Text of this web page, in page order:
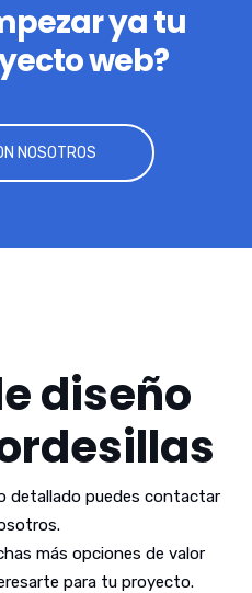
ya tu
web?
NOSOTROS
diseño
detallado puedes contactar
más opciones de valor
para tu proyecto.